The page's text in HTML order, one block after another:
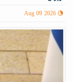
Aug 09 2026